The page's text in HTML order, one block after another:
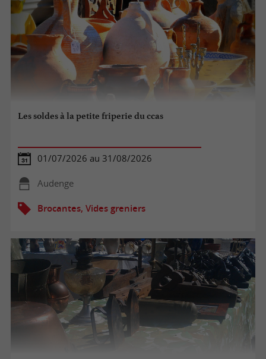
Les soldes à la petite friperie du ccas
01/07/2026 au 31/08/2026
Audenge
Brocantes, Vides greniers